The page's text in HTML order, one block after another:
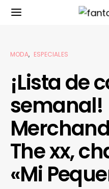
MODA ESPECIALES
¡Lista de
semanal!
The xx,
«Mi